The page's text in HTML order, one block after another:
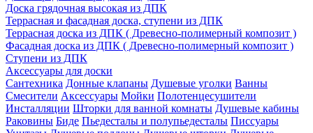
Доска грядочная высокая из ДПК
Террасная и фасадная доска, ступени из ДПК
Террасная доска из ДПК ( Древесно-полимерный композит )
Фасадная доска из ДПК ( Древесно-полимерный композит )
Ступени из ДПК
Аксессуары для доски
Сантехника Донные клапаны Душевые уголки Ванны
Смесители Аксессуары Мойки Полотенцесушители
Инсталляции Шторки для ванной комнаты Душевые кабины
Раковины Биде Пьедесталы и полупьедесталы Писсуары